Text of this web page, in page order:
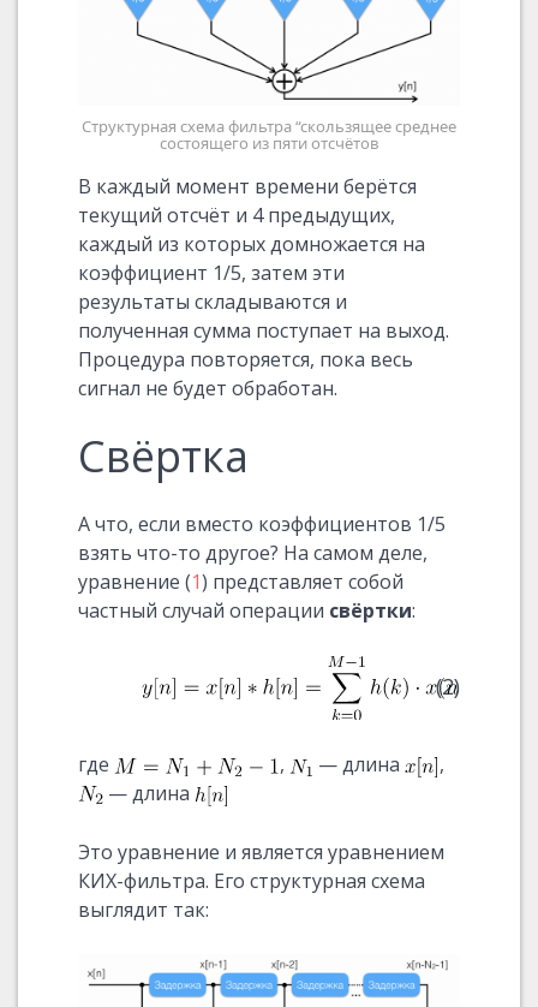
Структурная схема фильтра “скользящее среднее
состоящего из пяти отсчётов
В каждый момент времени берётся
текущий отсчёт и 4 предыдущих,
каждый из которых домножается на
коэффициент 1/5, затем эти
результаты складываются и
полученная сумма поступает на выход.
Процедура повторяется, пока весь
сигнал не будет обработан.
Свёртка
А что, если вместо коэффициентов 1/5
взять что-то другое? На самом деле,
уравнение (1) представляет собой
частный случай операции свёртки:
(2)
где , — длина
,
— длина
Это уравнение и является уравнением
КИХ-фильтра. Его структурная схема
выглядит так: